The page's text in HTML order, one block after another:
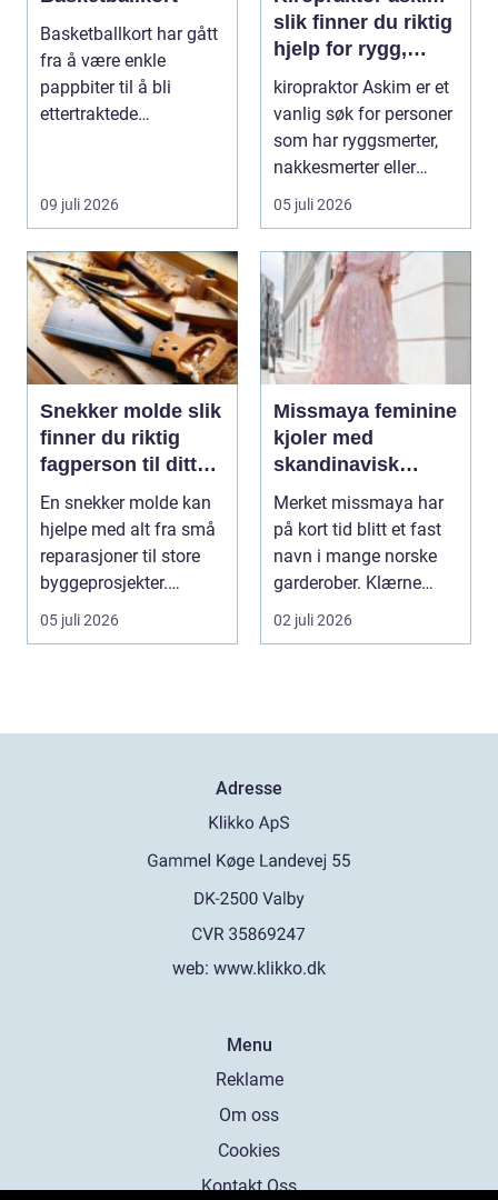
Basketballkort har gått
fra å være enkle
pappbiter til å bli
ettertraktede
09 juli 2026
slik finner du riktig
hjelp for rygg,
nakke og ledd
kiropraktor Askim er et
vanlig søk for personer
som har ryggsmerter,
nakkesmerter eller
andre muskel...
05 juli 2026
Snekker molde slik
finner du riktig
fagperson til ditt
prosjekt
En snekker molde kan
hjelpe med alt fra små
reparasjoner til store
byggeprosjekter.
Mange trenger hj...
05 juli 2026
Missmaya feminine
kjoler med
skandinavisk
eleganse
Merket missmaya har
på kort tid blitt et fast
navn i mange norske
garderober. Klærne
skiller seg ut ...
02 juli 2026
Adresse
web: www.klikko.dk
Menu
Reklame
Om oss
Cookies
Kontakt Oss